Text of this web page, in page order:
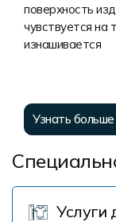
поверхность
чувствуется на
изнашивается
Узнать больше
Услуги